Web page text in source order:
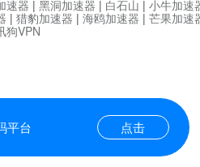
平台 点击
速器 | 黑洞加速器 | 白石山 | 小牛加速
| 猎豹加速器 | 海鸥加速器 | 芒果加速
狗VPN